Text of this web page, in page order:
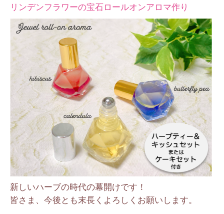
リンデンフラワーの宝石ロールオンアロマ作り
新しいハーブの時代の幕開けです！
皆さま、今後とも末長くよろしくお願いします。